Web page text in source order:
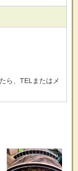
ら、TELまたはメ